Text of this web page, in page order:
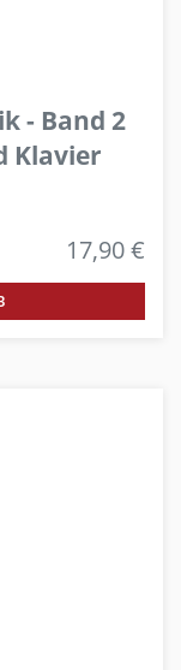
- Band 2
Klavier
17,90 €